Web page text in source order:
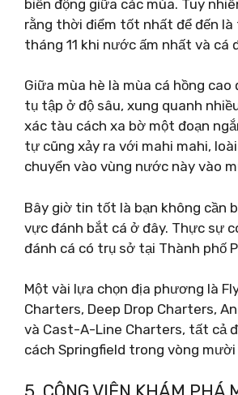
biến động giữa các mùa. Tuy
rằng thời điểm tốt nhất để đến
tháng 11 khi nước ấm nhất và cá
Giữa mùa hè là mùa cá hồng cao
tụ tập ở độ sâu, xung quanh
xác tàu cách xa bờ một đoạn
tự cũng xảy ra với mahi mahi,
chuyển vào vùng nước này vào
Bây giờ tin tốt là bạn không cần
vực đánh bắt cá ở đây. Thực sự
đánh cá có trụ sở tại Thành phố
Một vài lựa chọn địa phương là
Charters, Deep Drop Charters,
và Cast-A-Line Charters, tất cả
cách Springfield trong vòng